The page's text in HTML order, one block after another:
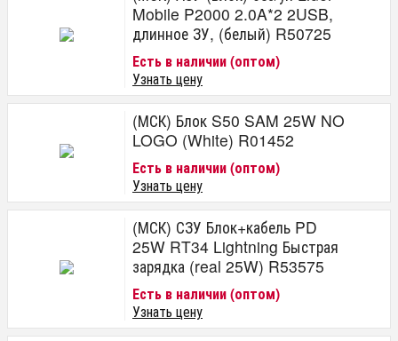
Mobile P2000 2.0A*2 2USB,
длинное ЗУ, (белый) R50725
Есть в наличии (оптом)
Узнать цену
(МСК) Блок S50 SAM 25W NO
LOGO (White) R01452
Есть в наличии (оптом)
Узнать цену
(МСК) СЗУ Блок+кабель PD
25W RT34 Lightning Быстрая
зарядка (real 25W) R53575
Есть в наличии (оптом)
Узнать цену